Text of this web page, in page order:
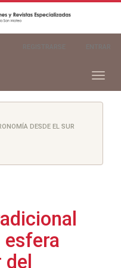
Toggle
DESDE EL SUR
esfera
del